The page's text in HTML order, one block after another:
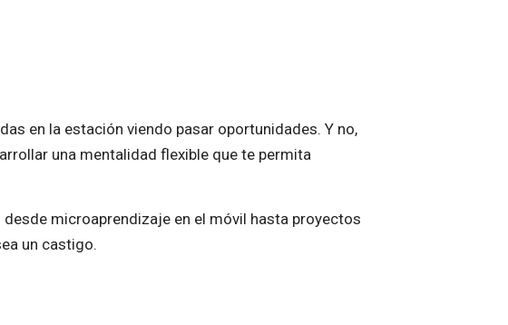
en la estación viendo pasar oportunidades. Y no,
una mentalidad flexible que te permita
microaprendizaje en el móvil hasta proyectos
un castigo.